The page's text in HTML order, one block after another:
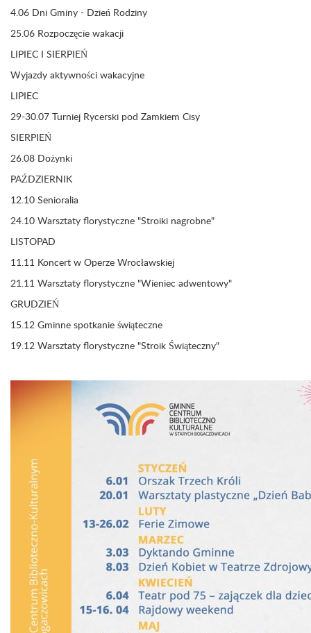
4.06 Dni Gminy - Dzień Rodziny
25.06 Rozpoczęcie wakacji
LIPIEC I SIERPIEŃ
Wyjazdy aktywności wakacyjne
LIPIEC
29-30.07 Turniej Rycerski pod Zamkiem Cisy
SIERPIEŃ
26.08 Dożynki
PAŹDZIERNIK
12.10 Senioralia
24.10 Warsztaty florystyczne "Stroiki nagrobne"
LISTOPAD
11.11 Koncert w Operze Wrocławskiej
21.11 Warsztaty florystyczne "Wieniec adwentowy"
GRUDZIEŃ
15.12 Gminne spotkanie świąteczne
19.12 Warsztaty florystyczne "Stroik Świąteczny"